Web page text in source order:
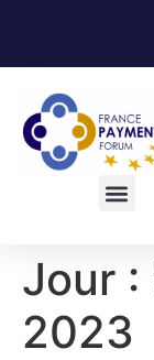
Jour :
2023